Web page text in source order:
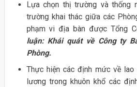
Lựa chọn thị trường và thống
trường khai thác giữa các
phạm vi địa bàn được Tổng
luận: Khái quát về Công ty
Phòng.
Thực hiện các định mức về
lương trong khuôn khổ các